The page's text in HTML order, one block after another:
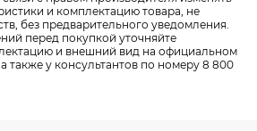
и комплектацию товара, не
без предварительного уведомления.
перед покупкой уточняйте
и внешний вид на официальном
также у консультантов по номеру 8 800